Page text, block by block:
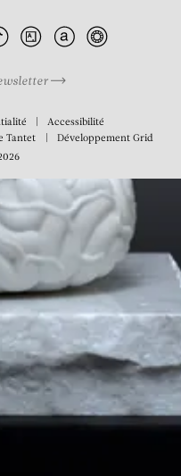
of the soul)
Accessibilité
Tantet Développement Grid